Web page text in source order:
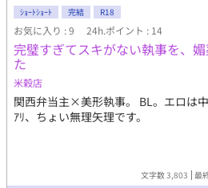
出てきます。BL作品に女性キャラが大
のを好まない方がおられましたら、読
お勧めします。
ｼｮｰﾄｼｮｰﾄ 完結 R18
お気に入り : 9 24h.ポイント : 14
完璧すぎてスキがない執事を、
た
米穀店
関西弁当主×美形執事。 BL。エロは
ｱﾘ、ちょい無理矢理です。
文字数 3,803 最